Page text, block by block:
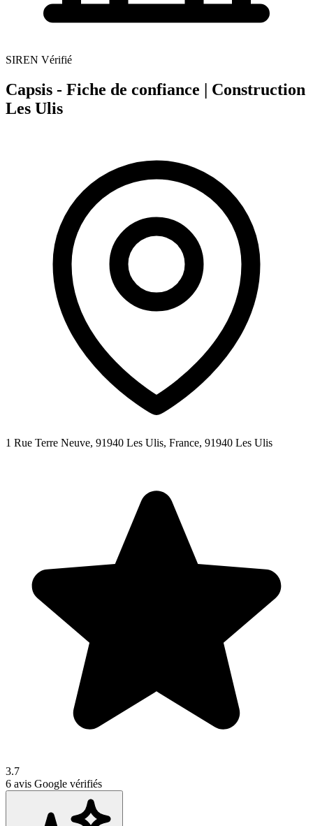
SIREN Vérifié
Capsis - Fiche de confiance | Construction
Les Ulis
1 Rue Terre Neuve, 91940 Les Ulis, France, 91940 Les Ulis
3.7
6 avis Google vérifiés